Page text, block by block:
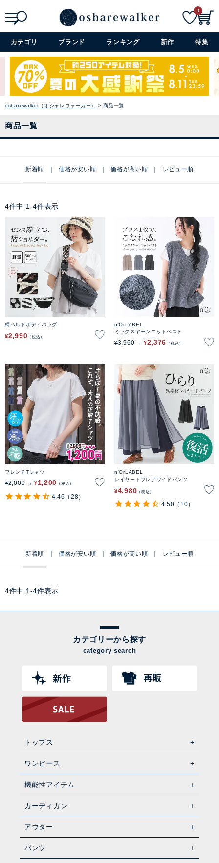
詳細検索+
0
カテゴリ ブランド ランキング 新作 特集
osharewalker（オシャレウォーカー） 商品一覧
商品一覧
新着順 価格が安い順 価格が高い順 レビュー順
4件中 1 -4件表示
柄ベルトボディバッグ
¥2,990 税込
n'OrLABEL
ミックスヤーンニットベスト
¥3,960 ¥2,376 税込
フレンチTシャツ
¥2,000 ¥1,200 税込
4.46 （28）
n'OrLABEL
レイヤードフレアワイドパンツ
¥4,980 税込
4.50 （10）
新着順 価格が安い順 価格が高い順 レビュー順
4件中 1 -4件表示
カテゴリーから探す
category search
トップス
ワンピース
機能性アイテム
カーディガン
アウター
パンツ